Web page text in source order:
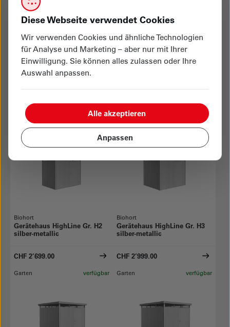
Biohort
Gerätehaus Europa silber-
CHF 1’049.00 CHF 2’399.00
Garten verfügbar
Biohort
Gerätehaus HighLine Gr. H2
silber-metallic
CHF 2’699.00
Garten verfügbar
Biohort
Gerätehaus HighLine Gr. H3
silber-metallic
CHF 2’999.00
Garten verfügbar Garten verfügbar
Diese Webseite verwendet Cookies
Wir verwenden Cookies und ähnliche Technologien
für Analyse und Marketing – aber nur mit Ihrer
Einwilligung. Sie können alles zulassen oder Ihre
Auswahl anpassen.
Anpassen
Alle akzeptieren